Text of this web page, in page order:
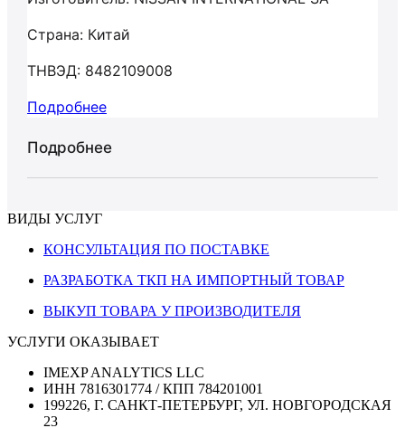
Страна: Китай
ТНВЭД: 8482109008
Подробнее
Подробнее
ВИДЫ УСЛУГ
КОНСУЛЬТАЦИЯ ПО ПОСТАВКЕ
РАЗРАБОТКА ТКП НА ИМПОРТНЫЙ ТОВАР
ВЫКУП ТОВАРА У ПРОИЗВОДИТЕЛЯ
УСЛУГИ ОКАЗЫВАЕТ
IMEXP ANALYTICS LLC
ИНН 7816301774 / КПП 784201001
199226, Г. САНКТ-ПЕТЕРБУРГ, УЛ. НОВГОРОДСКАЯ
23